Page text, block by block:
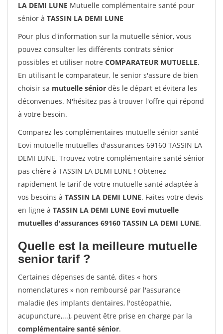
LA DEMI LUNE Mutuelle complémentaire santé pour
sénior à TASSIN LA DEMI LUNE
Pour plus d'information sur la mutuelle sénior, vous
pouvez consulter les différents contrats sénior
possibles et utiliser notre COMPARATEUR MUTUELLE.
En utilisant le comparateur, le senior s'assure de bien
choisir sa mutuelle sénior dès le départ et évitera les
déconvenues. N'hésitez pas à trouver l'offre qui répond
à votre besoin.
Comparez les complémentaires mutuelle sénior santé
Eovi mutuelle mutuelles d'assurances 69160 TASSIN LA
DEMI LUNE. Trouvez votre complémentaire santé sénior
pas chère à TASSIN LA DEMI LUNE ! Obtenez
rapidement le tarif de votre mutuelle santé adaptée à
vos besoins à TASSIN LA DEMI LUNE. Faites votre devis
en ligne à TASSIN LA DEMI LUNE Eovi mutuelle
mutuelles d'assurances 69160 TASSIN LA DEMI LUNE.
Quelle est la meilleure mutuelle
senior tarif ?
Certaines dépenses de santé, dites « hors
nomenclatures » non remboursé par l'assurance
maladie (les implants dentaires, l'ostéopathie,
acupuncture,...), peuvent être prise en charge par la
complémentaire santé sénior.